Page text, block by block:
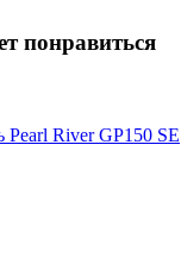
понравиться
Pearl River GP150 SE